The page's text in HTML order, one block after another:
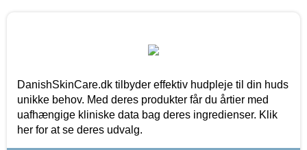
DanishSkinCare.dk tilbyder effektiv hudpleje til din huds
unikke behov. Med deres produkter får du årtier med
uafhængige kliniske data bag deres ingredienser. Klik
her for at se deres udvalg.